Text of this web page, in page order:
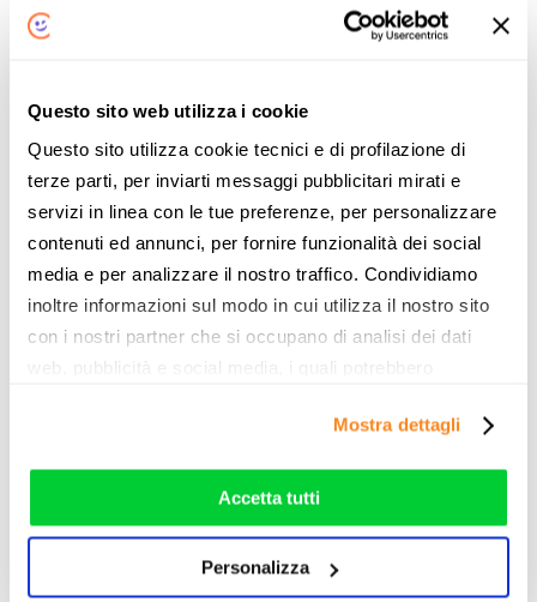
Questo sito web utilizza i cookie
Questo sito utilizza cookie tecnici e di profilazione di
terze parti, per inviarti messaggi pubblicitari mirati e
servizi in linea con le tue preferenze, per personalizzare
contenuti ed annunci, per fornire funzionalità dei social
media e per analizzare il nostro traffico. Condividiamo
inoltre informazioni sul modo in cui utilizza il nostro sito
con i nostri partner che si occupano di analisi dei dati
web, pubblicità e social media, i quali potrebbero
che hanno raccolto dal suo utilizzo dei loro servizi. Vedi
rifiutare o personalizzare il tuo consenso: cliccando sul
tasto "Accetta tutti”, selezionando le diverse categorie di
Mostra dettagli
Accetta tutti
Personalizza
06-07-2026
NEWS INTERNET CASA, NEWS TELEFONIA, NEWS TIM
Continua
Notizie Pay TV
NOVITà TV
Dove vedere le partite di Serie A 2026-2027:
calendario, DAZN, Sky e NOW